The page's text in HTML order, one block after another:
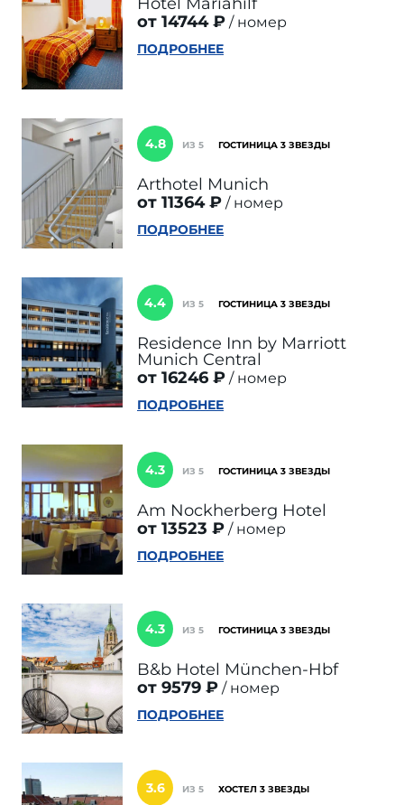
от 14744 ₽
номер
ПОДРОБНЕЕ
4.8 ИЗ 5 ГОСТИНИЦА 3 ЗВЕЗДЫ
Arthotel Munich
от 11364 ₽
номер
ПОДРОБНЕЕ
4.4 ИЗ 5 ГОСТИНИЦА 3 ЗВЕЗДЫ
Residence Inn by Marriott
Munich Central
от 16246 ₽
номер
ПОДРОБНЕЕ
4.3 ИЗ 5 ГОСТИНИЦА 3 ЗВЕЗДЫ
Am Nockherberg Hotel
от 13523 ₽
номер
ПОДРОБНЕЕ
4.3 ИЗ 5 ГОСТИНИЦА 3 ЗВЕЗДЫ
B&b Hotel München-Hbf
от 9579 ₽
номер
ПОДРОБНЕЕ
3.6 ИЗ 5 ХОСТЕЛ 3 ЗВЕЗДЫ